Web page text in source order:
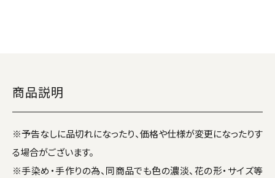
商品説明
※予告なしに品切れになったり、価格や仕様が変更になったりす
る場合がございます。
※手染め・手作りの為、同商品でも色の濃淡、花の形・サイズ等